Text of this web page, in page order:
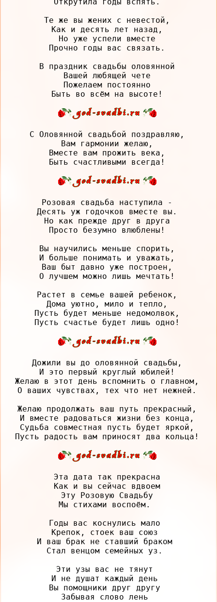
Те же вы жених с невестой,
Как и десять лет назад,
Но уже успели вместе
Прочно годы вас связать.
В праздник свадьбы оловянной
Вашей любящей чете
Пожелаем постоянно
С Оловянной свадьбой поздравляю,
Вам гармонии желаю,
Вместе вам прожить века,
Розовая свадьба наступила -
Десять уж годочков вместе вы.
Но как прежде друг в друга
Просто безумно влюблены!
Вы научились меньше спорить,
И больше понимать и уважать,
Ваш быт давно уже построен,
О лучшем можно лишь мечтать!
Растет в семье вашей ребенок,
Дома уютно, мило и тепло,
Пусть будет меньше недомолвок,
Дожили вы до оловянной свадьбы,
И это первый круглый юбилей!
Желаю в этот день вспомнить о главном,
О ваших чувствах, тех что нет нежней.
Желаю продолжать ваш путь прекрасный,
И вместе радоваться жизни без конца,
Судьба совместная пусть будет яркой,
Эта дата так прекрасна
Как и вы сейчас вдвоем
Эту Розовую Свадьбу
Мы стихами воспоём.
Годы вас коснулись мало
Крепок, стоек ваш союз
И ваш брак не ставший браком
Стал венцом семейных уз.
Эти узы вас не тянут
И не душат каждый день
Вы помощники друг другу
Забывая слово лень